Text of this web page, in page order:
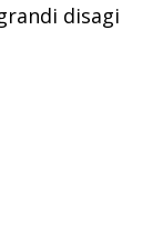
disagi